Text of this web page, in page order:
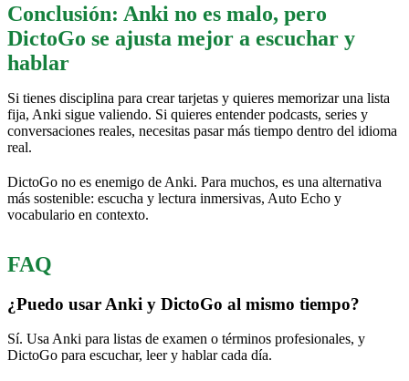
Conclusión: Anki no es malo, pero
DictoGo se ajusta mejor a escuchar y
hablar
Si tienes disciplina para crear tarjetas y quieres memorizar una lista
fija, Anki sigue valiendo. Si quieres entender podcasts, series y
conversaciones reales, necesitas pasar más tiempo dentro del idioma
real.
DictoGo no es enemigo de Anki. Para muchos, es una alternativa
más sostenible: escucha y lectura inmersivas, Auto Echo y
vocabulario en contexto.
FAQ
¿Puedo usar Anki y DictoGo al mismo tiempo?
Sí. Usa Anki para listas de examen o términos profesionales, y
DictoGo para escuchar, leer y hablar cada día.